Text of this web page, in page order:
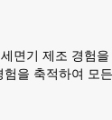
면기 제조 경험
험을 축적하여 모